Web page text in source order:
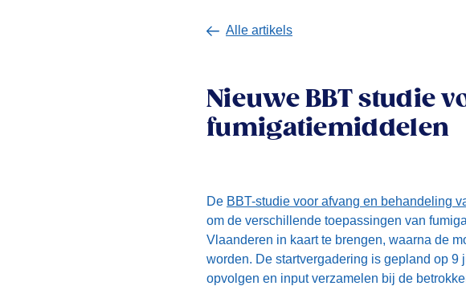
Alle artikels
Nieuwe BBT studie
fumigatiemiddelen
De BBT-studie voor afvang en behandeling
om de verschillende toepassingen van
Vlaanderen in kaart te brengen, waarna de
worden. De startvergadering is gepland op
opvolgen en input verzamelen bij de